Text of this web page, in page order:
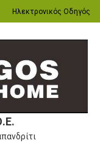
Ηλεκτρονικός Οδηγός